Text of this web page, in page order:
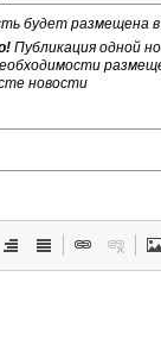
будет размещена
Публикация одной
новости